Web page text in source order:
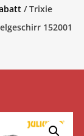
/ Trixie
152001